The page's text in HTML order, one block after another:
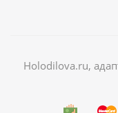
Holodilova.ru,